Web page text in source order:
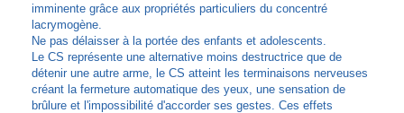
imminente grâce aux propriétés particuliers du concentré
lacrymogène.
Ne pas délaisser à la portée des enfants et adolescents.
Le CS représente une alternative moins destructrice que de
détenir une autre arme, le CS atteint les terminaisons nerveuses
créant la fermeture automatique des yeux, une sensation de
brûlure et l'impossibilité d'accorder ses gestes. Ces effets